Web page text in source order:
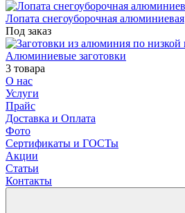
Лопата снегоуборочная алюминиевая
Под заказ
Алюминиевые заготовки
3 товара
О нас
Услуги
Прайс
Доставка и Оплата
Фото
Сертификаты и ГОСТы
Акции
Статьи
Контакты